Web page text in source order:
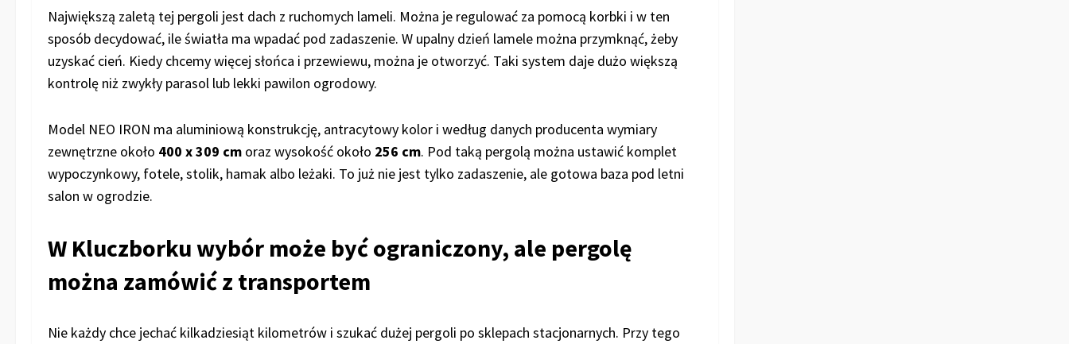
Największą zaletą tej pergoli jest dach z ruchomych lameli. Można je regulować za pomocą korbki i w ten
sposób decydować, ile światła ma wpadać pod zadaszenie. W upalny dzień lamele można przymknąć, żeby
uzyskać cień. Kiedy chcemy więcej słońca i przewiewu, można je otworzyć. Taki system daje dużo większą
kontrolę niż zwykły parasol lub lekki pawilon ogrodowy.
Model NEO IRON ma aluminiową konstrukcję, antracytowy kolor i według danych producenta wymiary
zewnętrzne około 400 x 309 cm oraz wysokość około 256 cm. Pod taką pergolą można ustawić komplet
wypoczynkowy, fotele, stolik, hamak albo leżaki. To już nie jest tylko zadaszenie, ale gotowa baza pod letni
salon w ogrodzie.
W Kluczborku wybór może być ograniczony, ale pergolę
można zamówić z transportem
Nie każdy chce jechać kilkadziesiąt kilometrów i szukać dużej pergoli po sklepach stacjonarnych. Przy tego